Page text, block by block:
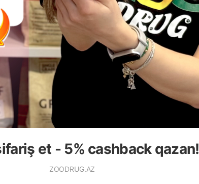
et - 5% cashback qazan!
ZOODRUG.AZ
Almaq
1 ədəd
8.00